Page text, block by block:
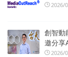
2026/
創智動
邀分享
2026/